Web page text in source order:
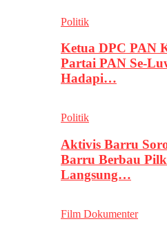
Politik
Ketua DPC PAN
Partai PAN Se-
Hadapi…
Politik
Aktivis Barru
Barru Berbau
Langsung…
Film Dokumenter